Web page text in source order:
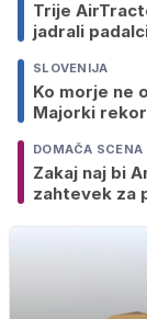
Trije
jadrali
SLOVENIJA
Ko morje ne
Majorki
DOMAČA SCENA
Zakaj naj bi
zahtevek za